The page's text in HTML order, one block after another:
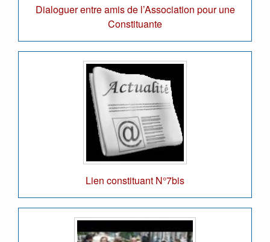
Dialoguer entre amis de l’Association pour une
Constituante
Lien constituant N°7bis